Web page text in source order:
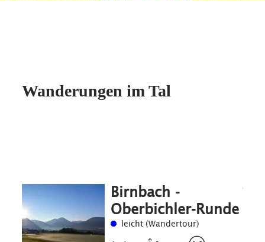
Wanderungen im Tal
Birnbach -
Oberbichler-Runde
leicht (Wandertour)